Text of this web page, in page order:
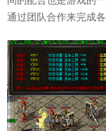
通过团队合作来完成各